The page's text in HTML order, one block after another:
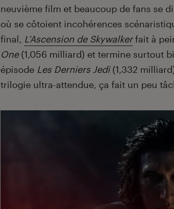
neuvième film et beaucoup de fans se
où se côtoient incohérences
final, L’Ascension de Skywalkerfait à
One(1,056 milliard) et termine surtout
épisode Les Derniers Jedi(1,332
trilogie ultra-attendue, ça fait un peu